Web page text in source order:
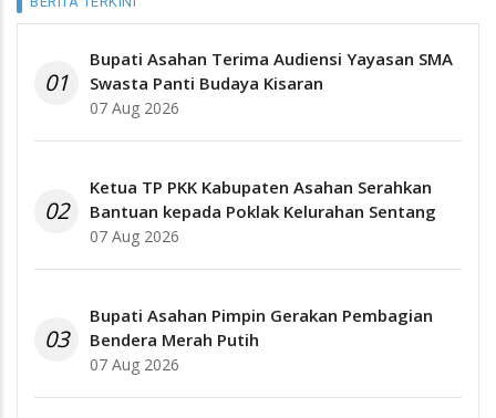
01
Bupati Asahan Terima Audiensi Yayasan SMA
Swasta Panti Budaya Kisaran
07 Aug 2026
02
Ketua TP PKK Kabupaten Asahan Serahkan
Bantuan kepada Poklak Kelurahan Sentang
07 Aug 2026
03
Bupati Asahan Pimpin Gerakan Pembagian
Bendera Merah Putih
07 Aug 2026